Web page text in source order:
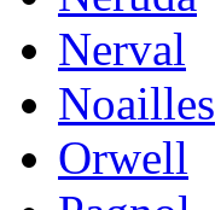
Nerval
Noailles
Orwell